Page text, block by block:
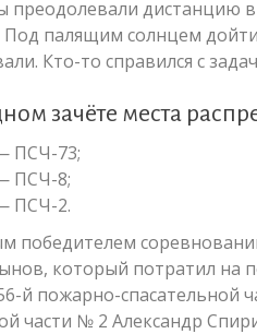
преодолевали дистанцию
палящим солнцем
Кто-то справился с
зачёте места
ПСЧ-73;
ПСЧ-8;
ПСЧ-2.
победителем
который потратил на
й пожарно-спасательной
части № 2 Александр